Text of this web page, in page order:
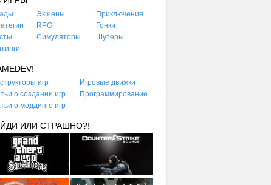
Экшены
Приключения
RPG
Гонки
Симуляторы
Шутеры
игр
Игровые движки
о создании игр
Программирование
о моддинге игр
ИЛИ СТРАШНО?!